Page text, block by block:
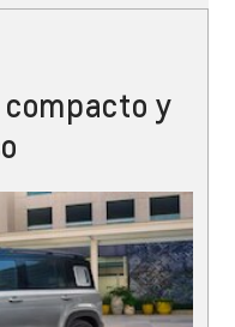
y